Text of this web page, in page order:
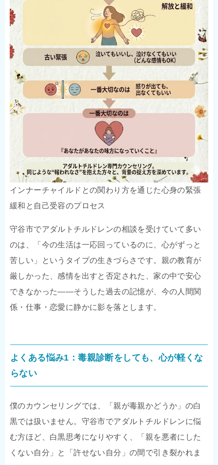
インナーチャイルドとの関わり方を通じた心身の緊張
緩和と自己受容のプロセス
守谷市でアダルトチルドレンの相談を受けていて多い
のは、「今の生活は一応回っているのに、心がずっと
苦しい」というタイプの生きづらさです。親の教育が
厳しかった、感情を出すと否定された、家の中で安心
できなかった——そうした過去の記憶が、今の人間関
係・仕事・恋愛に静かに影を落とします。
よくある悩み1：毒親診断をしても、心が軽くな
らない
僕のカウンセリングでは、「親が毒親かどうか」の白
黒では扱いません。守谷市でアダルトチルドレンに悩
む方ほど、白黒思考になりやすく、「親を悪者にした
くない自分」と「許せない自分」の間で引き裂かれま